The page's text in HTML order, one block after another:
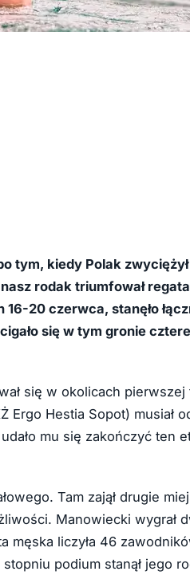
tym, kiedy Polak
rodak triumfował
20 czerwca, stanęło
się w tym gronie
się w okolicach pierwszej
Hestia Sopot) musiał
mu się zakończyć ten
Tam zajął drugie
Manowiecki wygrał
męska liczyła 46
podium stanął jego